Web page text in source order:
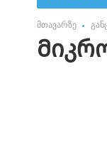
მთავარზე